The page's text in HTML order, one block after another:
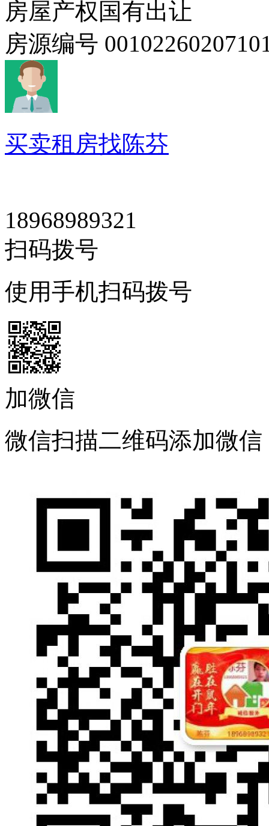
房屋产权 国有出让
房源编号
买卖租房找陈芬
18968989321
扫码拨号
使用手机扫码拨号
加微信
微信扫描二维码添加微信